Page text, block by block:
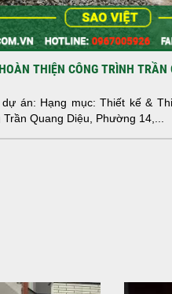
THIỆN CÔNG TRÌNH TRẦN
án: Hạng mục: Thiết kế &
Quang Diệu, Phường 14,...